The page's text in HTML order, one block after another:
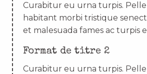
Curabitur eu urna turpis.
habitant morbi tristique
et malesuada fames ac turpis
Format de titre 2
Curabitur eu urna turpis.